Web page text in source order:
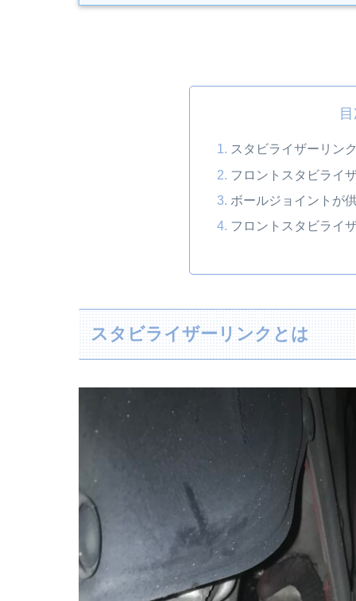
スタビライザーリン
フロントスタビライ
ボールジョイントが
フロントスタビライ
スタビライザーリンクとは